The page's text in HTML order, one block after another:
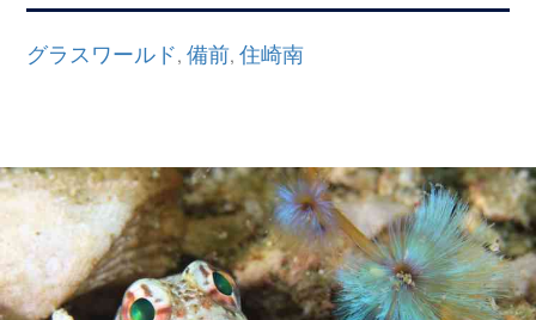
グラスワールド,備前,住崎南